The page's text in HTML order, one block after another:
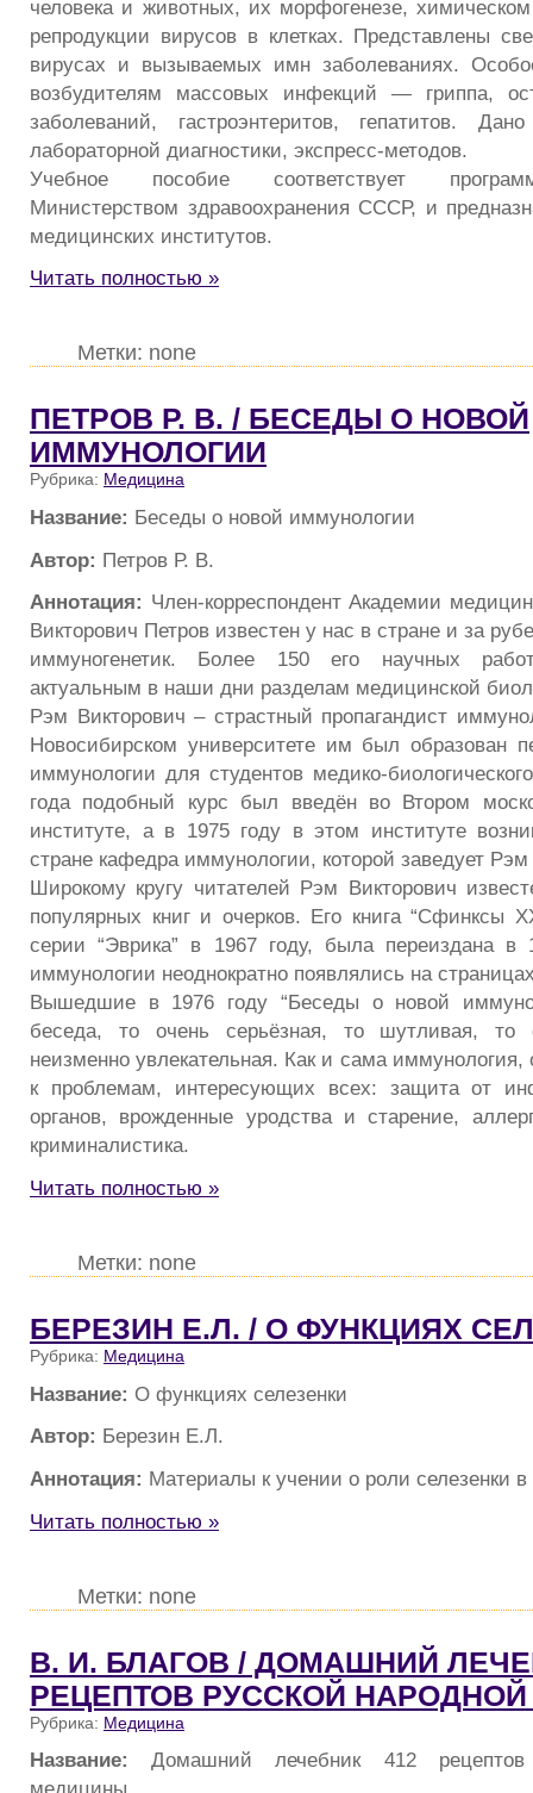
человека и животных, их морфогенезе,
репродукции вирусов в клетках. Представлены
вирусах и вызываемых имн заболеваниях.
возбудителям массовых инфекций — гриппа,
заболеваний, гастроэнтеритов, гепатитов.
лабораторной диагностики, экспресс-методов.
Учебное пособие соответствует
Министерством здравоохранения СССР, и
медицинских институтов.
Читать полностью »
Метки: none
ПЕТРОВ Р. В. / БЕСЕДЫ О НОВОЙ
ИММУНОЛОГИИ
Рубрика: Медицина
Название: Беседы о новой иммунологии
Автор: Петров Р. В.
Аннотация: Член-корреспондент Академии
Викторович Петров известен у нас в стране и за
иммуногенетик. Более 150 его научных
актуальным в наши дни разделам медицинской
Рэм Викторович – страстный пропагандист
Новосибирском университете им был образован
иммунологии для студентов медико-
года подобный курс был введён во Втором
институте, а в 1975 году в этом институте
стране кафедра иммунологии, которой заведует
Широкому кругу читателей Рэм Викторович
популярных книг и очерков. Его книга “Сфинксы
серии “Эврика” в 1967 году, была переиздана
иммунологии неоднократно появлялись на
Вышедшие в 1976 году “Беседы о новой
беседа, то очень серьёзная, то шутливая, то
неизменно увлекательная. Как и сама
к проблемам, интересующих всех: защита от
органов, врожденные уродства и старение,
криминалистика.
Читать полностью »
Метки: none
БЕРЕЗИН Е.Л. / О ФУНКЦИЯХ
Рубрика: Медицина
Название: О функциях селезенки
Автор: Березин Е.Л.
Аннотация: Материалы к учении о роли селезенки в
Читать полностью »
Метки: none
В. И. БЛАГОВ / ДОМАШНИЙ
РЕЦЕПТОВ РУССКОЙ
Рубрика: Медицина
Название:Домашний лечебник 412 рецептов